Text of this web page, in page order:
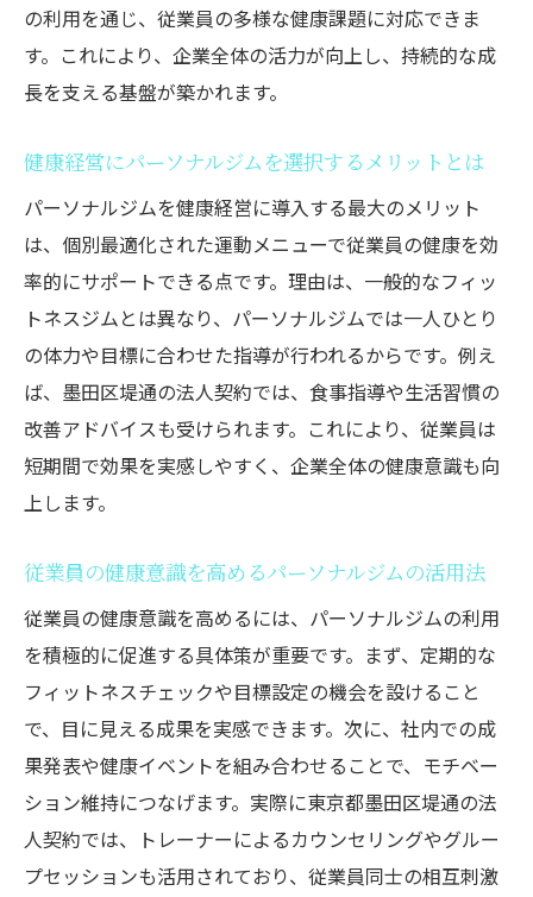
の利用を通じ、従業員の多様な健康課題に対応できま
す。これにより、企業全体の活力が向上し、持続的な成
長を支える基盤が築かれます。
健康経営にパーソナルジムを選択するメリットとは
パーソナルジムを健康経営に導入する最大のメリット
は、個別最適化された運動メニューで従業員の健康を効
率的にサポートできる点です。理由は、一般的なフィッ
トネスジムとは異なり、パーソナルジムでは一人ひとり
の体力や目標に合わせた指導が行われるからです。例え
ば、墨田区堤通の法人契約では、食事指導や生活習慣の
改善アドバイスも受けられます。これにより、従業員は
短期間で効果を実感しやすく、企業全体の健康意識も向
上します。
従業員の健康意識を高めるパーソナルジムの活用法
従業員の健康意識を高めるには、パーソナルジムの利用
を積極的に促進する具体策が重要です。まず、定期的な
フィットネスチェックや目標設定の機会を設けること
で、目に見える成果を実感できます。次に、社内での成
果発表や健康イベントを組み合わせることで、モチベー
ション維持につなげます。実際に東京都墨田区堤通の法
人契約では、トレーナーによるカウンセリングやグルー
プセッションも活用されており、従業員同士の相互刺激